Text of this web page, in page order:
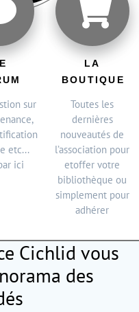
sur
etc...
ici
LA
BOUTIQUE
Toutes les
dernières
nouveautés de
l’association pour
etoffer votre
bibliothèque ou
simplement pour
adhérer
Cichlid vous
des